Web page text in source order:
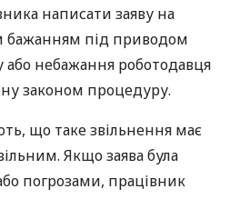
написати заяву на
бажанням під приводом
або небажання роботодавця
законом процедуру.
що таке звільнення має
Якщо заява була
погрозами, працівник